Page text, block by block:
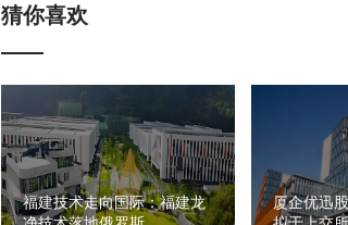
猜你喜欢
福建技术走向国际：福建龙
厦企优迅